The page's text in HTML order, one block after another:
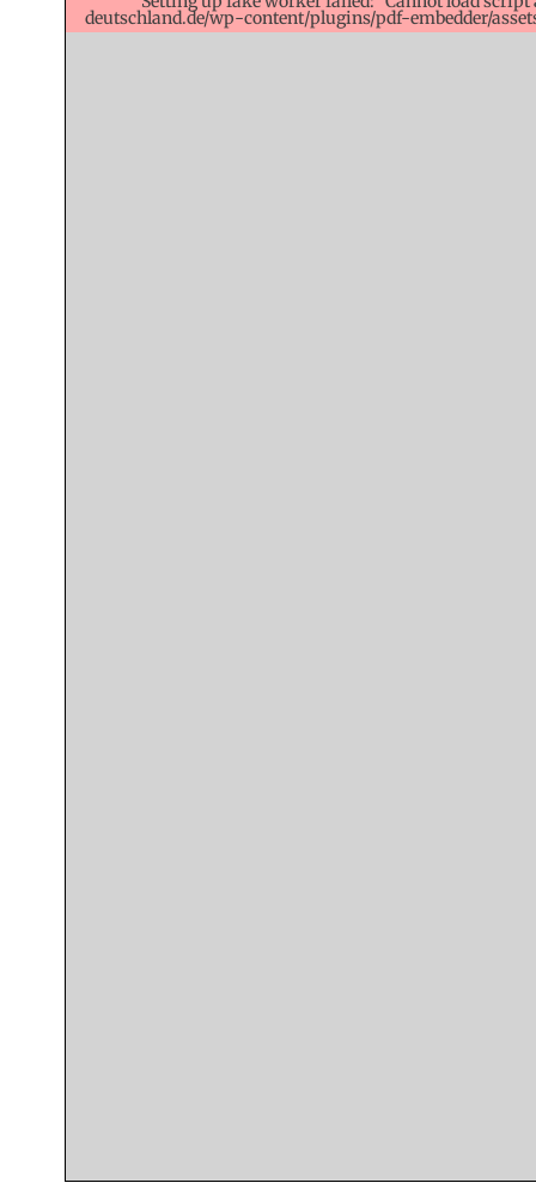
deutschland.de/wp-content/plugins/pdf-embedder/